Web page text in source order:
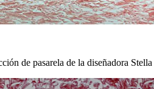
de pasarela de la diseñadora